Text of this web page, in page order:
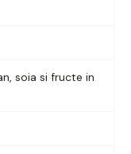
soia si fructe in